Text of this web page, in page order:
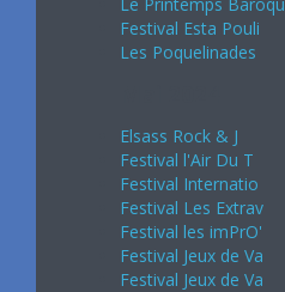
Festival Esta Pouli
Les Poquelinades
Elsass Rock & J
Festival l'Air Du T
Festival Internatio
Festival Les Extrav
Festival les imPrO'
Festival Jeux de Va
Festival Jeux de Va